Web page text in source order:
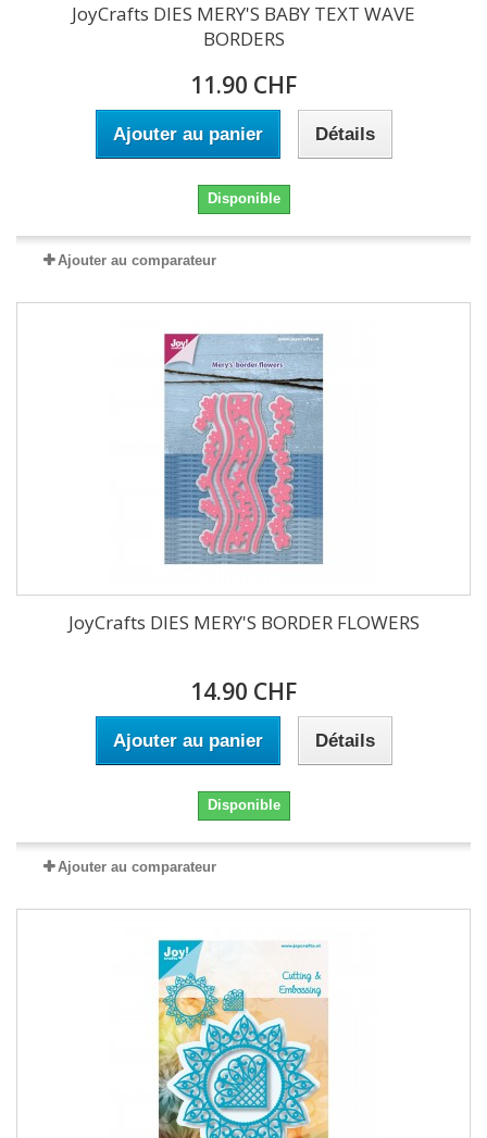
JoyCrafts DIES MERY'S BABY TEXT WAVE
BORDERS
11.90 CHF
Ajouter au panier Détails
Disponible
Ajouter au comparateur
JoyCrafts DIES MERY'S BORDER FLOWERS
14.90 CHF
Ajouter au panier Détails
Disponible
Ajouter au comparateur